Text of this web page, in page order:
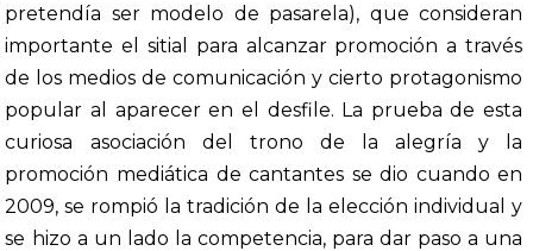
pretendía ser modelo de pasarela), que consideran
importante el sitial para alcanzar promoción a través
de los medios de comunicación y cierto protagonismo
popular al aparecer en el desfile. La prueba de esta
curiosa asociación del trono de la alegría y la
promoción mediática de cantantes se dio cuando en
2009, se rompió la tradición de la elección individual y
se hizo a un lado la competencia, para dar paso a una